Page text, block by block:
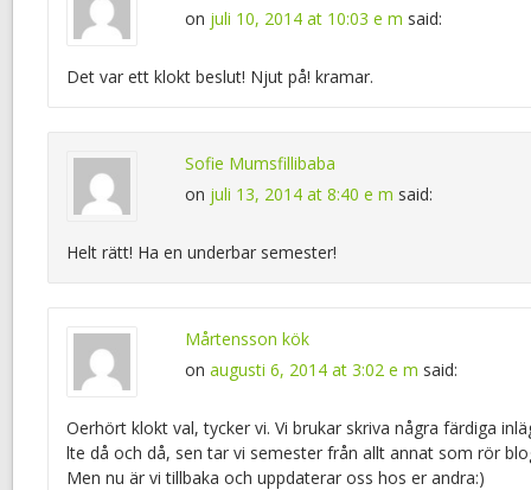
on juli 10, 2014 at 10:03 e m said:
Det var ett klokt beslut! Njut på! kramar.
Sofie Mumsfillibaba
on juli 13, 2014 at 8:40 e m said:
Helt rätt! Ha en underbar semester!
Mårtensson kök
on augusti 6, 2014 at 3:02 e m said:
Oerhört klokt val, tycker vi. Vi brukar skriva några färdiga
lte då och då, sen tar vi semester från allt annat som rör
Men nu är vi tillbaka och uppdaterar oss hos er andra:)